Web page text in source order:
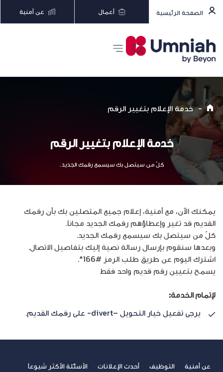
الصفحة الرئيسية أعمال عن أمنية
- خدمة الإعلام بتغيير الرقم
خدمة الإعلام بتغيير الرقم
كلّ من سيتصل بك سيسمع رقمك الجديد.
يمكنك الآن، مع أمنية، إعلام جميع المتصلين بك بأن رقمك
القديم قد تغير وإعطاؤهم رقمك الجديد مجاناَ.
كلّ من سيتصل بك سيسمع رقمك الجديد.
وبعدها سنقوم بإرسال رسالة نصية إليك بتفاصيل الاتصال.
اشترك اليوم عن طريق طلب الرمز #166*.
يسمح بتعيين رقم قديم واحد فقط
لإتمام الخدمة:
يرجى تفعيل خيار التحويل –divert- على رقمك القديم.
عن أمنية التوظيف أحدث الإعلانات
الأسئلة الأكثر شيوعاً